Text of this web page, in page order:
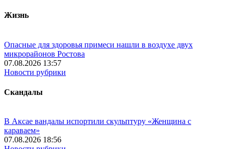
Жизнь
Опасные для здоровья примеси нашли в воздухе двух
микрорайонов Ростова
07.08.2026 13:57
Новости рубрики
Скандалы
В Аксае вандалы испортили скульптуру «Женщина с
караваем»
07.08.2026 18:56